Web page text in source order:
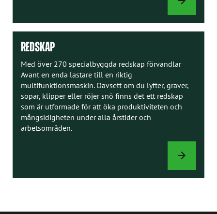
REDSKAP
Med över 270 specialbyggda redskap förvandlar
Avant en enda lastare till en riktig
multifunktionsmaskin. Oavsett om du lyfter, gräver,
sopar, klipper eller röjer snö finns det ett redskap
som är utformade för att öka produktiviteten och
mångsidigheten under alla årstider och
arbetsområden.
REDSKAP